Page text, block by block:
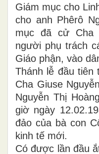
Giám mục cho
cho anh Phêrô
mục đã cử Cha
người phụ trách
Giáo phận, vào
Thánh lễ đầu tiên
Cha Giuse
Nguyễn Thị
giờ ngày
đảo của bà con
kinh tế mới.
Có được lần đầu